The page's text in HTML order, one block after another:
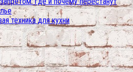
техника для кухни